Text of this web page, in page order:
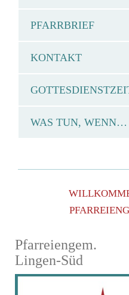
PFARRBRIEF
KONTAKT
WAS TUN, WENN…
Pfarreiengem.
Lingen-Süd